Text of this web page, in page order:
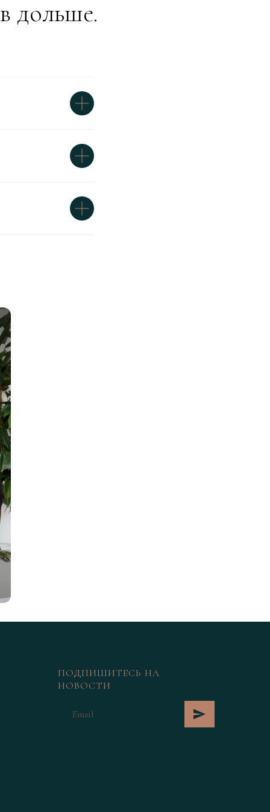
дольше.
ПОДПИШИТЕСЬ НА
НОВОСТИ